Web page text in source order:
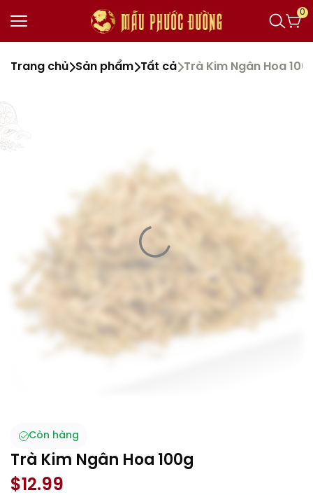
0
Trang chủ Sản phẩm Tất cả Trà Kim Ngân Hoa
Còn hàng
Trà Kim Ngân Hoa 100g
$12.99